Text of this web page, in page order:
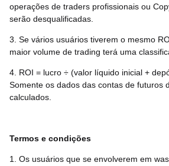
operações de traders profissionais ou
serão desqualificadas.
3. Se vários usuários tiverem o mesmo
maior volume de trading terá uma
4. ROI = lucro ÷ (valor líquido inicial +
Somente os dados das contas de futuros
calculados.
Termos e condições
1. Os usuários que se envolverem em